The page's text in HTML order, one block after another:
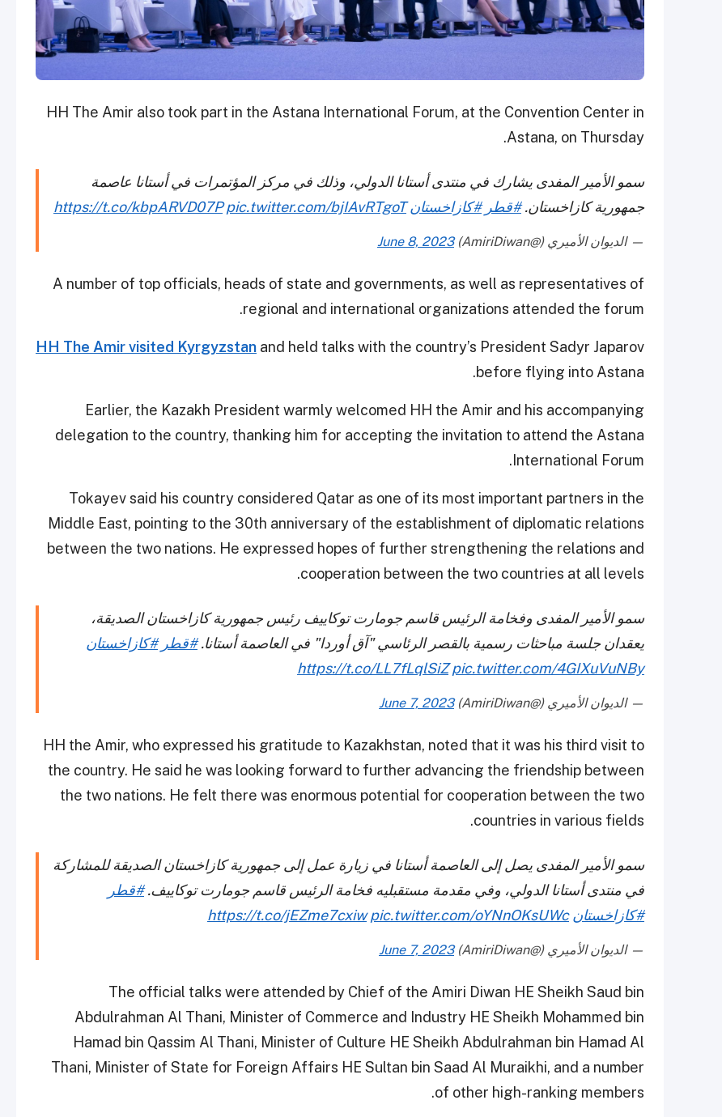
HH The Amir also took part in the Astana International Forum, at the Convention Center in
Astana, on Thursday.
سمو الأمير المفدى يشارك في منتدى أستانا الدولي، وذلك في مركز المؤتمرات في أستانا عاصمة
جمهورية كازاخستان.#قطر #كازاخستان https://t.co/kbpARVD07P pic.twitter.com/bjIAvRTgoT
— الديوان الأميري (@AmiriDiwan) June 8, 2023
A number of top officials, heads of state and governments, as well as representatives of
regional and international organizations attended the forum.
HH The Amir visited Kyrgyzstan and held talks with the country’s President Sadyr Japarov
before flying into Astana.
Earlier, the Kazakh President warmly welcomed HH the Amir and his accompanying
delegation to the country, thanking him for accepting the invitation to attend the Astana
International Forum.
Tokayev said his country considered Qatar as one of its most important partners in the
Middle East, pointing to the 30th anniversary of the establishment of diplomatic relations
between the two nations. He expressed hopes of further strengthening the relations and
cooperation between the two countries at all levels.
سمو الأمير المفدى وفخامة الرئيس قاسم جومارت توكاييف رئيس جمهورية كازاخستان الصديقة،
يعقدان جلسة مباحثات رسمية بالقصر الرئاسي "آق أوردا" في العاصمة أستانا.#قطر #كازاخستان
https://t.co/LL7fLqlSiZ pic.twitter.com/4GIXuVuNBy
— الديوان الأميري (@AmiriDiwan) June 7, 2023
HH the Amir, who expressed his gratitude to Kazakhstan, noted that it was his third visit to
the country. He said he was looking forward to further advancing the friendship between
the two nations. He felt there was enormous potential for cooperation between the two
countries in various fields.
سمو الأمير المفدى يصل إلى العاصمة أستانا في زيارة عمل إلى جمهورية كازاخستان الصديقة للمشاركة
في منتدى أستانا الدولي، وفي مقدمة مستقبليه فخامة الرئيس قاسم جومارت توكاييف.#قطر
#كازاخستان
https://t.co/jEZme7cxiw pic.twitter.com/oYNnOKsUWc
— الديوان الأميري (@AmiriDiwan) June 7, 2023
The official talks were attended by Chief of the Amiri Diwan HE Sheikh Saud bin
Abdulrahman Al Thani, Minister of Commerce and Industry HE Sheikh Mohammed bin
Hamad bin Qassim Al Thani, Minister of Culture HE Sheikh Abdulrahman bin Hamad Al
Thani, Minister of State for Foreign Affairs HE Sultan bin Saad Al Muraikhi, and a number
of other high-ranking members.